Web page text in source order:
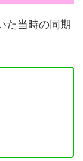
た当時の同期